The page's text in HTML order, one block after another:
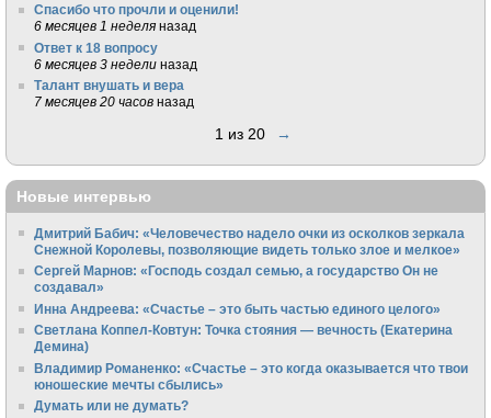
Спасибо что прочли и оценили!
6 месяцев 1 неделя назад
Ответ к 18 вопросу
6 месяцев 3 недели назад
Талант внушать и вера
7 месяцев 20 часов назад
1 из 20 →
Новые интервью
Дмитрий Бабич: «Человечество надело очки из осколков зеркала
Снежной Королевы, позволяющие видеть только злое и мелкое»
Сергей Марнов: «Господь создал семью, а государство Он не
создавал»
Инна Андреева: «Счастье – это быть частью единого целого»
Светлана Коппел-Ковтун: Точка стояния — вечность (Екатерина
Демина)
Владимир Романенко: «Счастье – это когда оказывается что твои
юношеские мечты сбылись»
Думать или не думать?